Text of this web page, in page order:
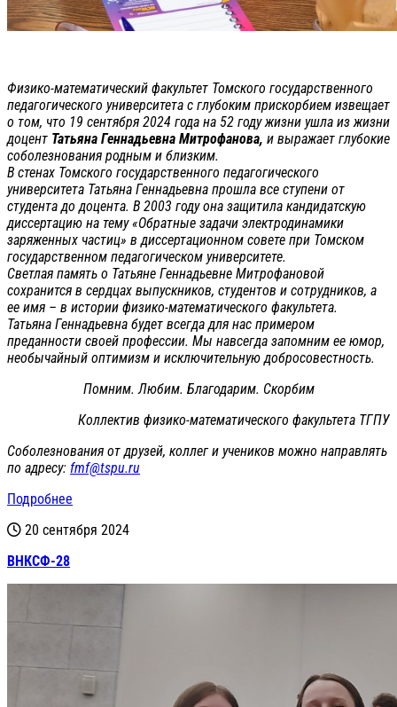
Физико-математический факультет Томского государственного
педагогического университета с глубоким прискорбием извещает
о том, что 19 сентября 2024 года на 52 году жизни ушла из жизни
доцент Татьяна Геннадьевна Митрофанова, и выражает глубокие
соболезнования родным и близким.
В стенах Томского государственного педагогического
университета Татьяна Геннадьевна прошла все ступени от
студента до доцента. В 2003 году она защитила кандидатскую
диссертацию на тему «Обратные задачи электродинамики
заряженных частиц» в диссертационном совете при Томском
государственном педагогическом университете.
Светлая память о Татьяне Геннадьевне Митрофановой
сохранится в сердцах выпускников, студентов и сотрудников, а
ее имя – в истории физико-математического факультета.
Татьяна Геннадьевна будет всегда для нас примером
преданности своей профессии. Мы навсегда запомним ее юмор,
необычайный оптимизм и исключительную добросовестность.
Помним. Любим. Благодарим. Скорбим
Коллектив физико-математического факультета ТГПУ
Соболезнования от друзей, коллег и учеников можно направлять
по адресу: fmf@tspu.ru
Подробнее
20 сентября 2024
ВНКСФ-28